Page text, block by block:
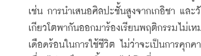
เช่น การนำเสนอศิลปะชั้นสูงจากเกอิชา และ
เกียวโตพากันออกมาร้องเรียนพฤติกรรมไม่
เดือดร้อนในการใช้ชีวิต ไม่ว่าจะเป็นการคุก